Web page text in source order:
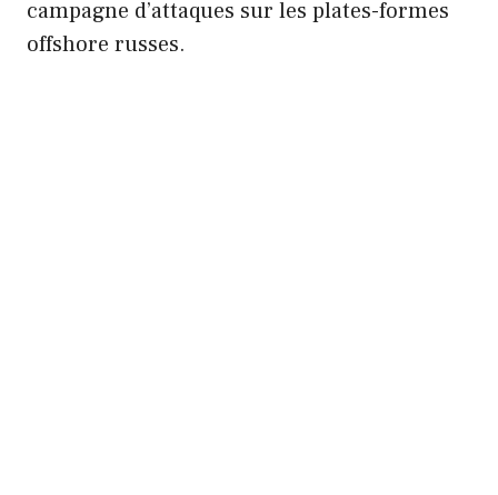
campagne d’attaques sur les plates-formes
offshore russes.